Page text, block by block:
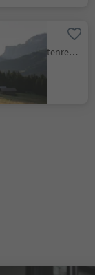
Seiseralm, Kastelruth, Dolomitenregion Seiser Alm